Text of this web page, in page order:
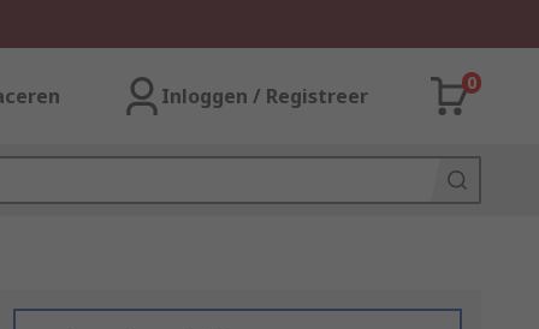
Inloggen / Registreer
0